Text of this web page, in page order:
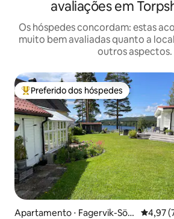
avaliações em
Os hóspedes concordam: estas
muito bem avaliadas quanto a
outros aspectos.
Entre os melhores preferidos dos
Preferido dos hóspedes
Apartamento ⋅ Fagervik-Sör
4,97 de
4,97